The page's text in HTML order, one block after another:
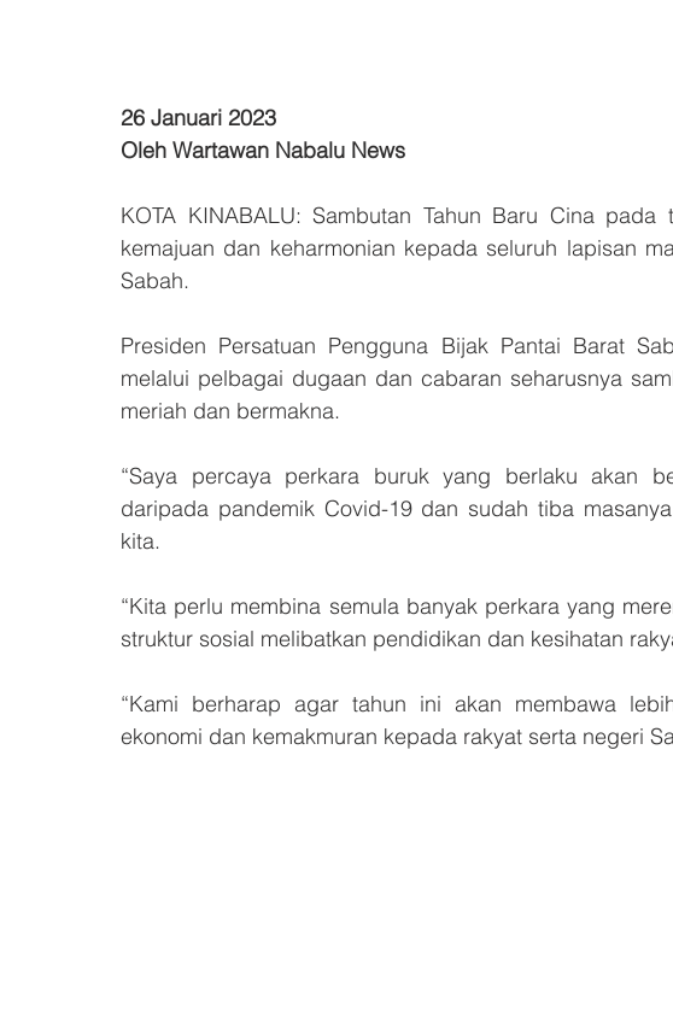
26 Januari 2023
Oleh Wartawan Nabalu News
KOTA KINABALU: Sambutan Tahun Baru Cina
kemajuan dan keharmonian kepada seluruh lapisan
Sabah.
Presiden Persatuan Pengguna Bijak Pantai Barat
melalui pelbagai dugaan dan cabaran seharusnya
meriah dan bermakna.
“Saya percaya perkara buruk yang berlaku akan
daripada pandemik Covid-19 dan sudah tiba
kita.
“Kita perlu membina semula banyak perkara yang
struktur sosial melibatkan pendidikan dan kesihatan
“Kami berharap agar tahun ini akan membawa
ekonomi dan kemakmuran kepada rakyat serta negeri